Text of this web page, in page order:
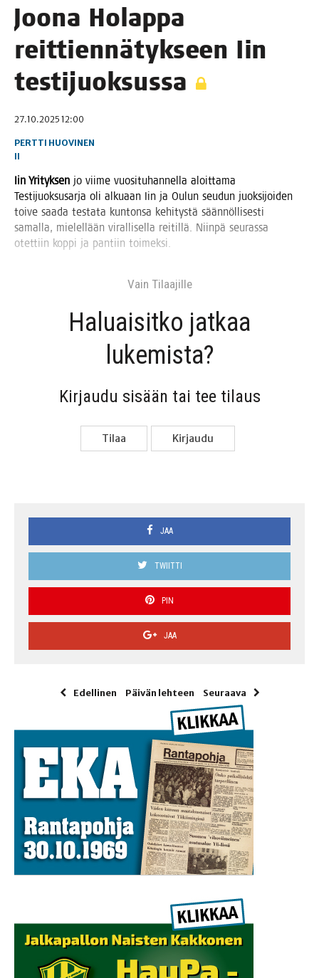
Joo­na Holap­pa
reit­tien­nä­tyk­seen Iin
testijuoksussa
27.10.2025 12:00
PERTTI HUOVINEN
II
Iin Yri­tyk­sen jo vii­me vuo­si­tu­han­nel­la aloit­ta­ma
Tes­ti­juok­susar­ja oli alku­aan Iin ja Oulun seu­dun juok­si­joi­den
toi­ve saa­da tes­ta­ta kun­ton­sa kehi­tys­tä sään­nöl­li­ses­ti
samal­la, mie­lel­lään viral­li­sel­la rei­til­lä. Niin­pä seu­ras­sa
otet­tiin kop­pi ja pan­tiin toimeksi.
Vain Tilaa­jil­le
Haluai­sit­ko jat­kaa
lukemista?
Kir­jau­du sisään tai tee tilaus
Tilaa Kir­jau­du
JAA
TWIITTI
PIN
JAA
Edellinen Päivän lehteen Seuraava